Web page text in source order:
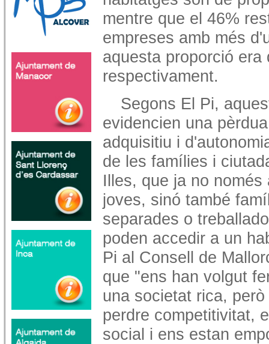
mentre que el 46%
empreses amb més
aquesta proporció era
respectivament.
Segons El Pi,
evidencien una
adquisitiu i
de les famílies i
Illes, que ja no només
joves, sinó també
separades o
poden accedir a un
Pi al Consell de
que "ens han volgut
una societat rica,
perdre competitivitat,
social i ens estan